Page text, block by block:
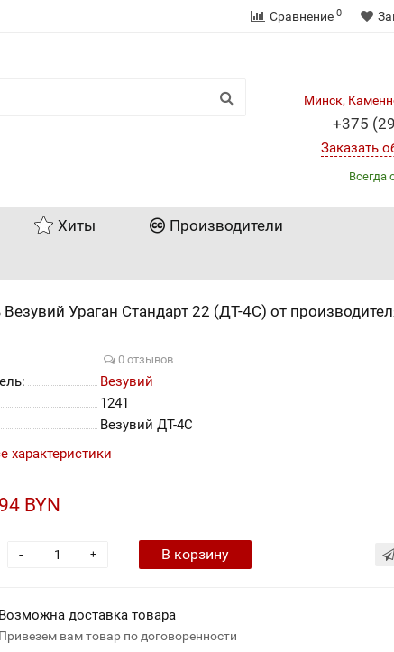
Сравнение 0
Минск,
+375
Заказать
Всегда
Хиты
Производители
Везувий Ураган Стандарт 22 (ДТ-4С) от
0 отзывов
Везувий
1241
Везувий ДТ-4С
характеристики
BYN
+
- В корзину
Возможна доставка товара
Привезем вам товар по договоренности